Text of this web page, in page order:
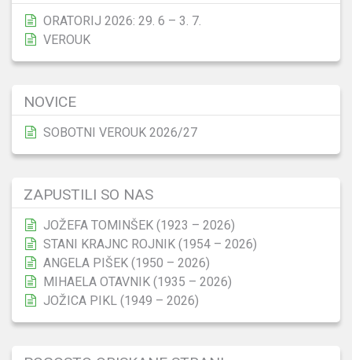
ORATORIJ 2026: 29. 6 – 3. 7.
VEROUK
NOVICE
SOBOTNI VEROUK 2026/27
ZAPUSTILI SO NAS
JOŽEFA TOMINŠEK (1923 – 2026)
STANI KRAJNC ROJNIK (1954 – 2026)
ANGELA PIŠEK (1950 – 2026)
MIHAELA OTAVNIK (1935 – 2026)
JOŽICA PIKL (1949 – 2026)